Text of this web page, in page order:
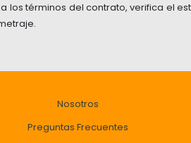
los términos del contrato, verifica el
Nosotros
Preguntas Frecuentes